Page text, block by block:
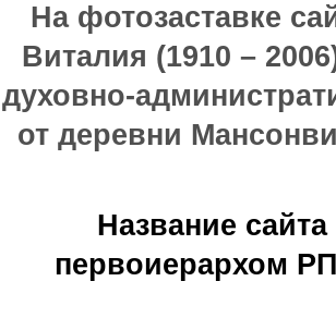
На фотозаставке
Виталия (1910 –
духовно-
от деревни
Название
первоиерархом